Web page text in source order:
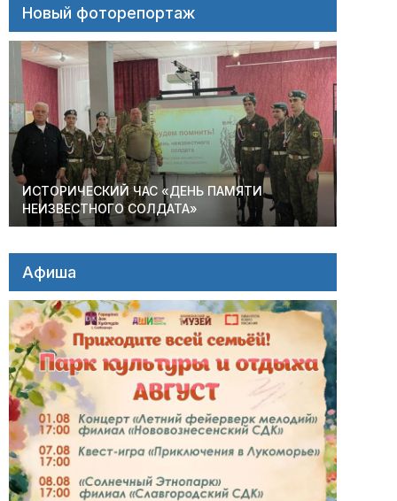
Новый фоторепортаж
ИСТОРИЧЕСКИЙ ЧАС «ДЕНЬ ПАМЯТИ
НЕИЗВЕСТНОГО СОЛДАТА»
Афиша